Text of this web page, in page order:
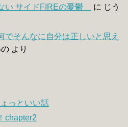
い サイドFIREの憂鬱
に じう
でそんなに自分は正しいと思え
より
っといい話
chapter2